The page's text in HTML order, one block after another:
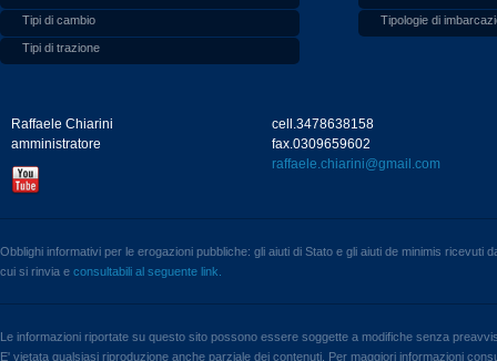
Tipi di cambio
Tipi di trazione
Tipologie di
Raffaele Chiarini
amministratore
cell.3478638158
fax.0309659602
raffaele.chiarini@gmail.com
Obblighi informativi per le erogazioni pubbliche: gli aiuti di Stato e gli aiuti de minimis
cui si rinvia e consultabili al seguente link.
Le informazioni riportate su questo sito possono essere soggette a modifiche senza
E' vietata qualsiasi riproduzione anche parziale dei contenuti. Per maggiori informazioni